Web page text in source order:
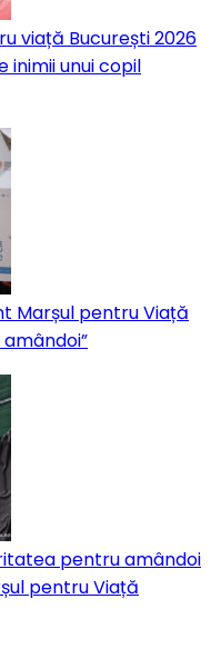
viață București 2026
unui copil
Marșul pentru Viață
pentru amândoi
pentru Viață